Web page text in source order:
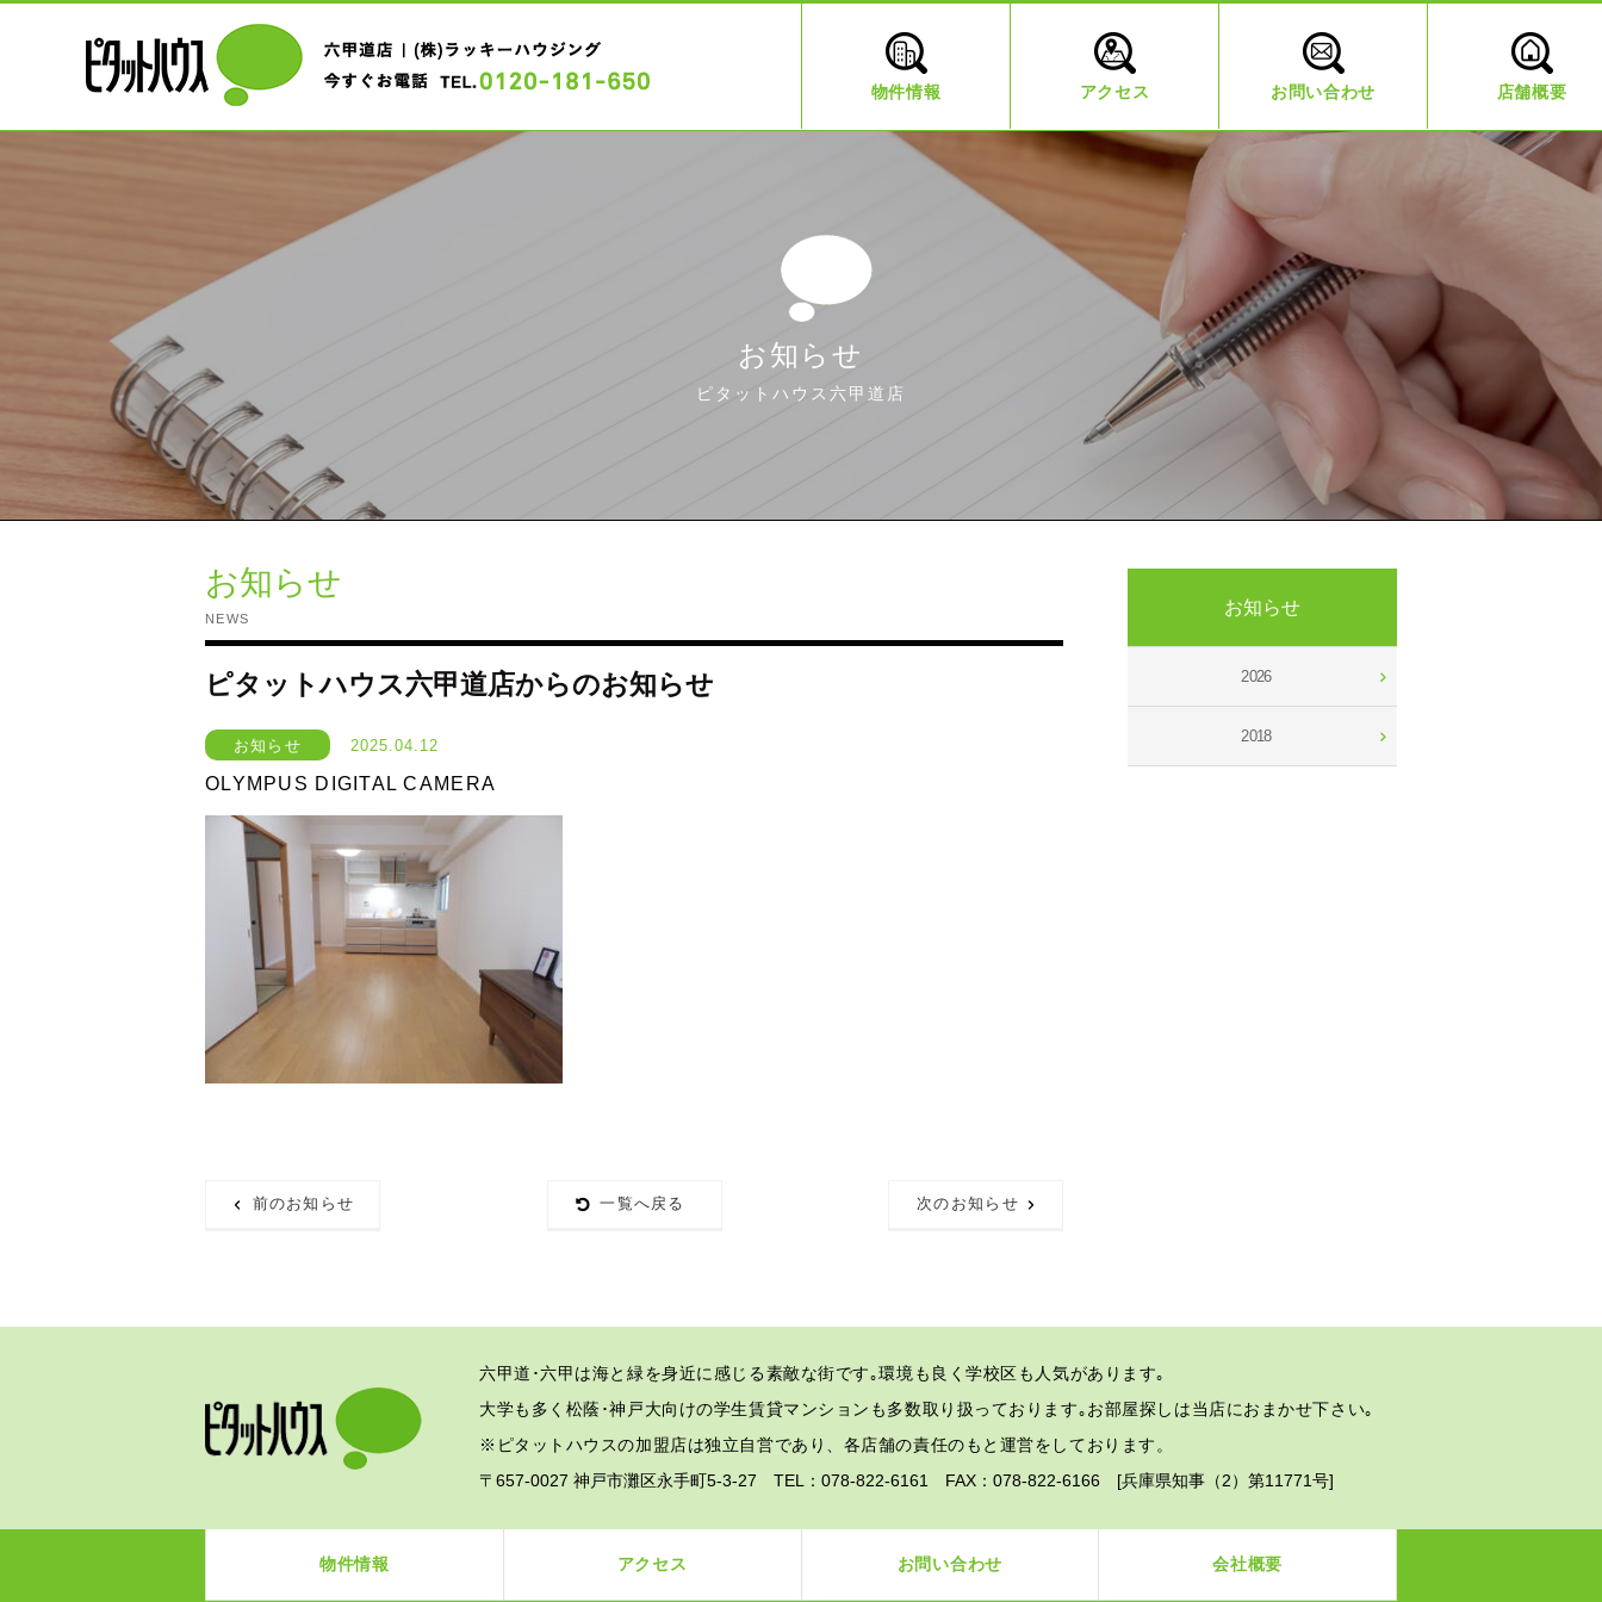
物件情報 アクセス お問い合わせ 店舗概要
お知らせ
ピタットハウス六甲道店
お知らせ
NEWS
ピタットハウス六甲道店からのお知らせ
お知らせ 2025.04.12
OLYMPUS DIGITAL CAMERA
前のお知らせ 一覧へ戻る 次のお知らせ
お知らせ
2026
2018
六甲道･六甲は海と緑を身近に感じる素敵な街です｡環境も良く学校区も人気があります｡
大学も多く松蔭･神戸大向けの学生賃貸マンションも多数取り扱っております｡お部屋探しは当店におまかせ下さい｡
※ピタットハウスの加盟店は独立自営であり、各店舗の責任のもと運営をしております。
〒657-0027 神戸市灘区永手町5-3-27 TEL：078-822-6161 FAX：078-822-6166 [兵庫県知事（2）第11771号]
物件情報 アクセス お問い合わせ 会社概要